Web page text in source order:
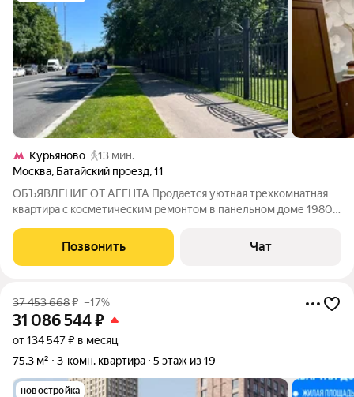
Курьяново
13 мин.
Москва, Батайский проезд,11
ОБЪЯВЛЕНИЕ ОТ АГЕНТА Продается уютная трехкомнатная
квартира с косметическим ремонтом в панельном доме 1980
комфорт и приватность. Из окон открывается вид на зеленый
двор, где расположена
Позвонить Чат
37 453 668₽ –17%
31 086 544₽
от 134 547 ₽ в месяц
75,3 м²
3-комн. квартира 5 этаж из 19
новостройка